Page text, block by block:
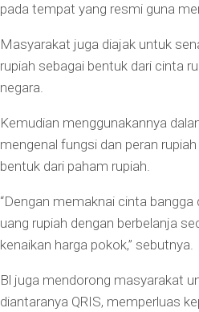
pada tempat yang resmi guna
Masyarakat juga diajak untuk
rupiah sebagai bentuk dari cinta
negara.
Kemudian menggunakannya
mengenal fungsi dan peran
bentuk dari paham rupiah.
“Dengan memaknai cinta
uang rupiah dengan berbelanja
kenaikan harga pokok,” sebutnya.
Bl juga mendorong masyarakat
diantaranya QRIS, memperluas